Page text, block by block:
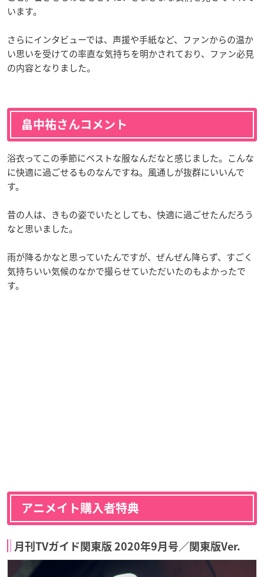
います。
さらにインタビューでは、声援や手紙など、ファンからの温か
い思いを受けての率直な気持ちを明かされており、ファン必見
の内容となりました。
畠中祐さんコメント
浴衣ってこの季節にベストな服なんだなと感じました。こんな
に快適に過ごせるものなんですね。風通しが抜群にいいんで
す。
昔の人は、きもの姿でいたとしても、快適に過ごせたんだろう
なと思いました。
雨が降るかなと思っていたんですが、ぜんぜん降らず、すごく
気持ちいい気候のなかで撮らせていただいたのもよかったで
す。
アニメイト購入者特典
月刊TVガイド関東版 2020年9月号／関東版Ver.